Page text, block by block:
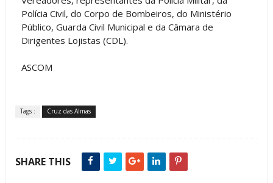
Polícia Civil, do Corpo de Bombeiros, do Ministério
Público, Guarda Civil Municipal e da Câmara de
Dirigentes Lojistas (CDL).
ASCOM
Tags : Cruz das Almas
SHARE THIS